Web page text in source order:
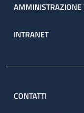
AMMINISTRAZIONE
INTRANET
CONTATTI